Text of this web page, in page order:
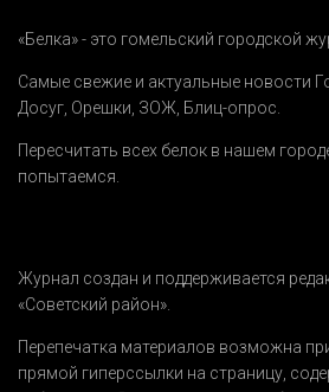
«Белка» - это гомельский городской
Самые свежие и актуальные новости
Досуг, Орешки, ЗОЖ, Блиц-опрос.
Пересчитать всех белок в нашем
попытаемся.
Журнал создан и поддерживается
«Советский район».
Перепечатка материалов возможна
прямой гиперссылки на страницу,